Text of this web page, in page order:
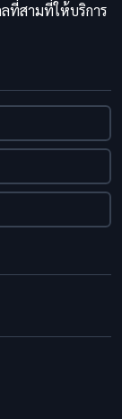
ที่สามที่ให้บริการ